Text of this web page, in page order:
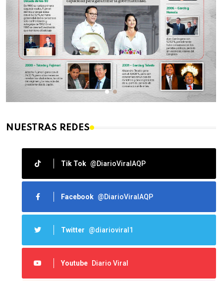
NUESTRAS REDES
Tik Tok @DiarioViralAQP
Facebook @DiarioViralAQP
Twitter @diarioviral1
Youtube Diario Viral